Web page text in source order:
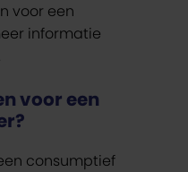
voor een
informatie
voor een
consumptief